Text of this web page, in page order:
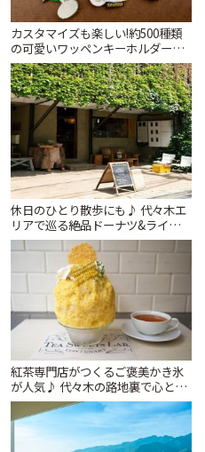
カスタマイズも楽しい!約500種類
の可愛いワッペンキーホルダーが
ずらり。小平市「Kimamaya
T&K」 | ことりっぷ
休日のひとり散歩にも♪ 代々木エ
リアで巡る絶品ドーナツ&ライフス
タイルショップ | ことりっぷ
紅茶専門店がつくるご褒美かき氷
が人気♪ 代々木の路地裏で心とき
めくひんやり時間「ティー スイー
ツ ラボ コンテナート」 | ことりっ
ぷ